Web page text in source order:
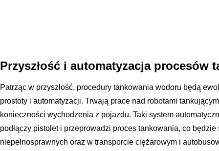
Przyszłość i automatyzacja procesów
Patrząc w przyszłość, procedury tankowania wodoru będą
prostoty i automatyzacji. Trwają prace nad robotami
konieczności wychodzenia z pojazdu. Taki system
podłączy pistolet i przeprowadzi proces tankowania, co
niepełnosprawnych oraz w transporcie ciężarowym i